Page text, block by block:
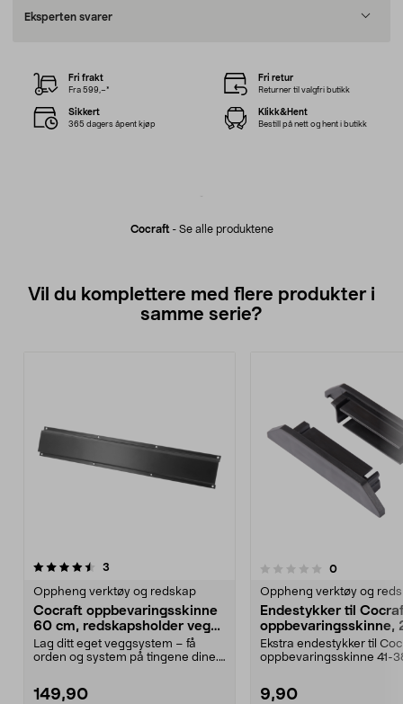
Eksperten svarer
Cocraft- Se alle produktene
Fri frakt
Fra 599,–*
Fri retur
Returner til valgfri butikk
Sikkert
365 dagers åpent kjøp
Klikk&Hent
Bestill på nett og hent i butikk
Vil du komplettere med flere produkter i
samme serie?
3
Oppheng verktøy og redskap
Cocraft oppbevaringsskinne
60 cm, redskapsholder vegg,
2-pakning
Lag ditt eget veggsystem – få
orden og system på tingene dine.
149,90
0.0 av 5 stjerner 0anmeldelser
Oppheng verktøy og
Endestykker til
oppbevaringsskinne,
pakning
Ekstra endestykker til
oppbevaringsskinne 41-
9,90
5.0av 5 stjerner